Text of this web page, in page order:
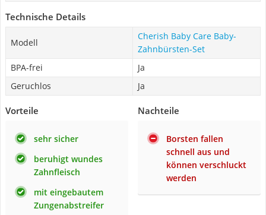
Technische Details
Modell
Cherish Baby Care Baby-
Zahnbürsten-Set
BPA-frei
Ja
Geruchlos
Ja
Vorteile
sehr sicher
beruhigt wundes
Zahnfleisch
mit eingebautem
Zungenabstreifer
Nachteile
Borsten fallen
schnell aus und
können verschluckt
werden